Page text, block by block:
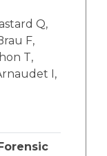
Q,
F,
T,
I,